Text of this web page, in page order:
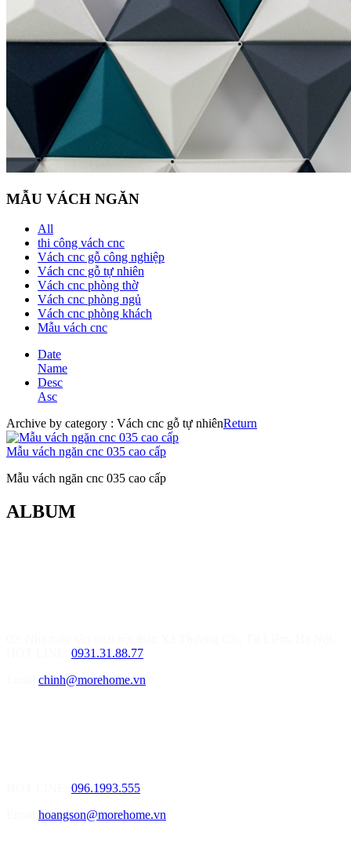
MẪU VÁCH NGĂN
All
thi công vách cnc
Vách cnc gỗ công nghiệp
Vách cnc gỗ tự nhiên
Vách cnc phòng thờ
Vách cnc phòng ngủ
Vách cnc phòng khách
Mẫu vách cnc
Date
Name
Desc
Asc
Archive by category : Vách cnc gỗ tự nhiênReturn
Mẫu vách ngăn cnc 035 cao cấp
Mẫu vách ngăn cnc 035 cao cấp
ALBUM
0931.31.88.77
chinh@morehome.vn
096.1993.555
hoangson@morehome.vn